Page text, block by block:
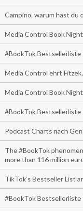
Campino, warum hast du
Media Control Book
#BookTok
Media Control ehrt
Media Control Book
#BookTok
Podcast Charts nach
The #BookTok
more than 116 million
TikTok’s Bestseller List
#BookTok Bestsellerliste